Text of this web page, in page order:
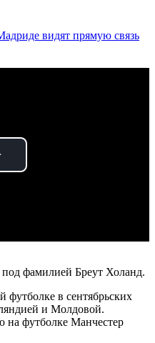
видят прямую связь
под фамилией Бреут Холанд.
футболке в сентябрьских
и Молдовой.
на футболке Манчестер